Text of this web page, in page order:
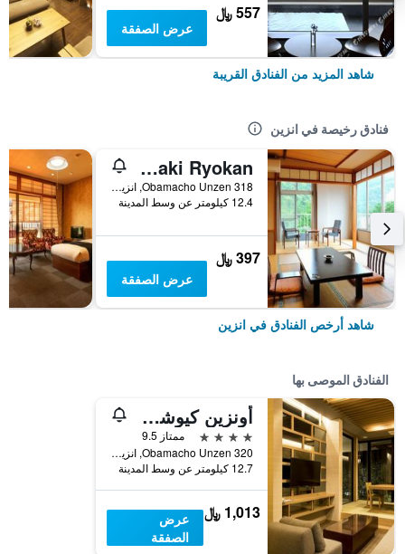
557 ﷼
عرض الصفقة
شاهد المزيد من الفنادق القريبة
فنادق رخيصة في انزين
Hot Springs Inn 'unzen Iwaki Ryokan'
Obamacho Unzen 318, انزين, اليابان
12.4 كيلومتر عن وسط المدينة
397 ﷼
عرض الصفقة
شاهد أرخص الفنادق في انزين
الفنادق الموصى بها
أونزين كيوشو هوتل - ماونت ريزورت
4 نجوم
ممتاز 9.5
320 Obamacho Unzen, انزين, اليابان
12.7 كيلومتر عن وسط المدينة
1,013 ﷼
عرض
الصفقة